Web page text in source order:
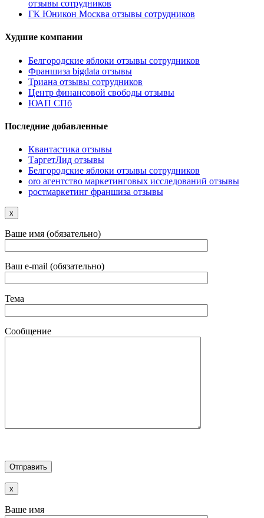
отзывы сотрудников
ГК Юникон Москва отзывы сотрудников
Худшие компании
Белгородские яблоки отзывы сотрудников
Франшиза bigdata отзывы
Триана отзывы сотрудников
Центр финансовой свободы отзывы
ЮАП СПб
Последние добавленные
Квантастика отзывы
ТаргетЛид отзывы
Белгородские яблоки отзывы сотрудников
oro агентство маркетинговых исследований отзывы
ростмаркетинг франшиза отзывы
x
Ваше имя (обязательно)
Ваш e-mail (обязательно)
Тема
Сообщение
x
Ваше имя